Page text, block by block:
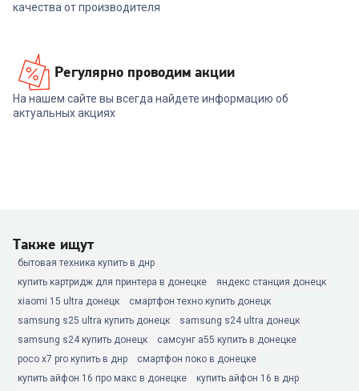
качества от производителя
Регулярно проводим акции
На нашем сайте вы всегда найдете информацию об
актуальных акциях
Также ищут
бытовая техника купить в днр
купить картридж для принтера в донецке
яндекс станция донецк
xiaomi 15 ultra донецк
смартфон техно купить донецк
samsung s25 ultra купить донецк
samsung s24 ultra донецк
samsung s24 купить донецк
самсунг а55 купить в донецке
poco x7 pro купить в днр
смартфон поко в донецке
купить айфон 16 про макс в донецке
купить айфон 16 в днр